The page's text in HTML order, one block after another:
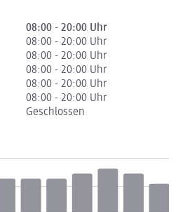
08:00 - 20:00 Uhr
08:00 - 20:00 Uhr
08:00 - 20:00 Uhr
08:00 - 20:00 Uhr
08:00 - 20:00 Uhr
08:00 - 20:00 Uhr
Geschlossen